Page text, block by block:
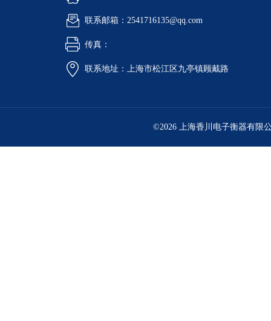
联系邮箱：2541716135@qq.com
传真：
联系地址：上海市松江区九亭镇顾戴路
©2026 上海香川电子衡器有限